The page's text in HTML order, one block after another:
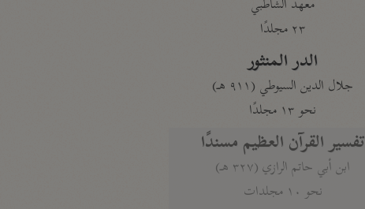
معهد الشاطبي
٢٣ مجلدًا
الدر المنثور
جلال الدين السيوطي (٩١١ هـ)
نحو ١٣ مجلدًا
تفسير القرآن العظيم مسندًا
ابن أبي حاتم الرازي (٣٢٧ هـ)
نحو ١٠ مجلدات